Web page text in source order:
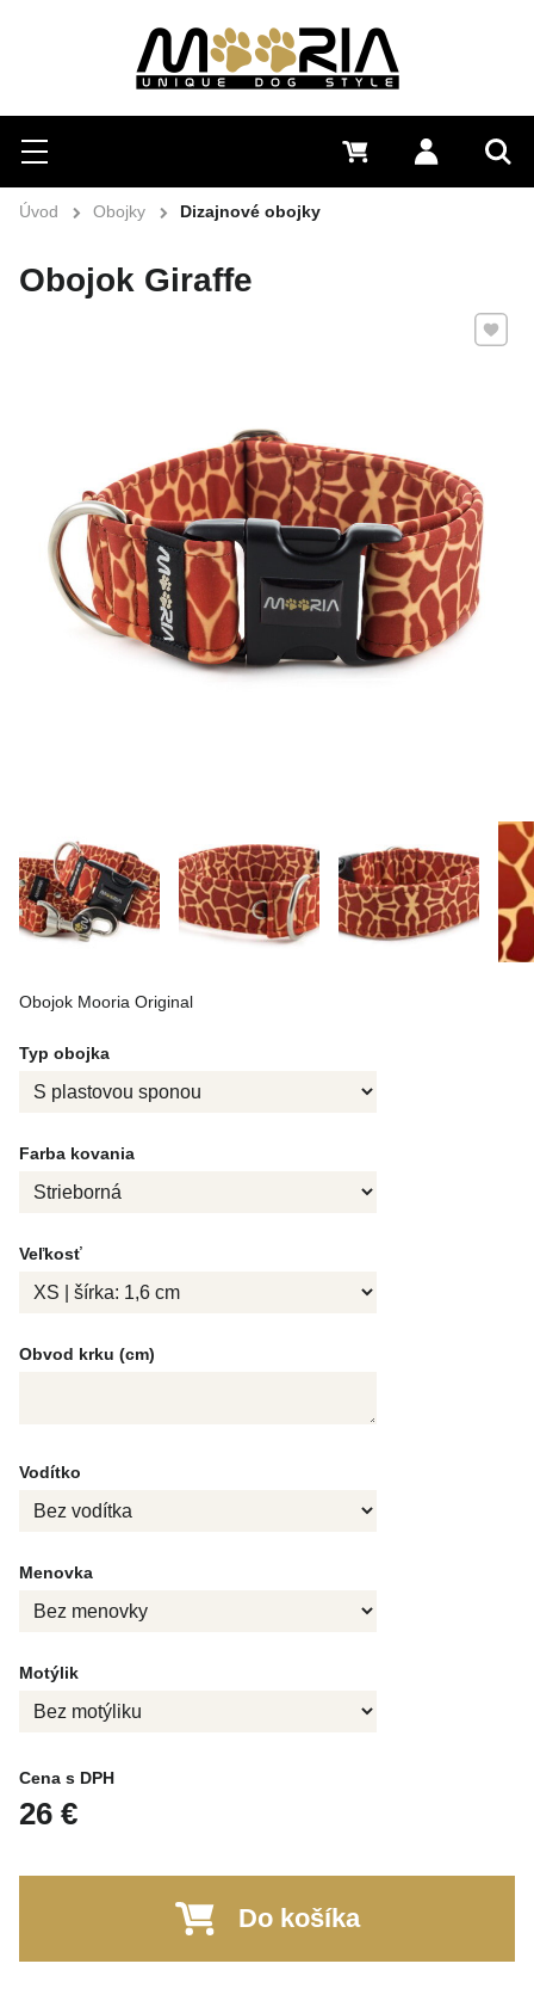
Hľadať
Menu Prihlásiť
0 €
Úvod Obojky Dizajnové obojky
Obojok Giraffe
Obojok Mooria Original
Pridať
Typ obojka
Farba kovania
Veľkosť
Obvod krku (cm)
Vodítko
Menovka
Motýlik
Cena s DPH
26 €
Do košíka